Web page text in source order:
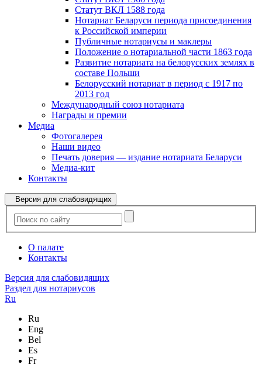
Статут ВКЛ 1588 года
Нотариат Беларуси периода присоединения
к Российской империи
Публичные нотариусы и маклеры
Положение о нотариальной части 1863 года
Развитие нотариата на белорусских землях в
составе Польши
Белорусский нотариат в период с 1917 по
2013 год
Международный союз нотариата
Награды и премии
Медиа
Фотогалерея
Наши видео
Печать доверия — издание нотариата Беларуси
Медиа-кит
Контакты
Версия для слабовидящих
О палате
Контакты
Версия для слабовидящих
Раздел для нотариусов
Ru
Ru
Eng
Bel
Es
Fr